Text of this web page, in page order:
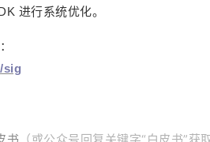
进行系统优化。
sig